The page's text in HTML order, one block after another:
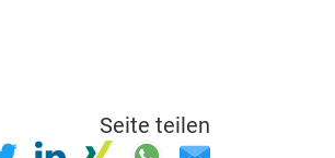
Seite teilen